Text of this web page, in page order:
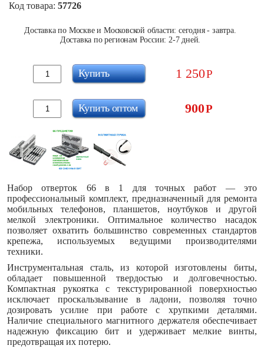
Код товара: 57726
Доставка по Москве и Московской области: сегодня - завтра.
Доставка по регионам России: 2-7 дней.
1 250Р
Купить
900Р
Купить оптом
Набор отверток 66 в 1 для точных работ — это
профессиональный комплект, предназначенный для ремонта
мобильных телефонов, планшетов, ноутбуков и другой
мелкой электроники. Оптимальное количество насадок
позволяет охватить большинство современных стандартов
крепежа, используемых ведущими производителями
техники.
Инструментальная сталь, из которой изготовлены биты,
обладает повышенной твердостью и долговечностью.
Компактная рукоятка с текстурированной поверхностью
исключает проскальзывание в ладони, позволяя точно
дозировать усилие при работе с хрупкими деталями.
Наличие специального магнитного держателя обеспечивает
надежную фиксацию бит и удерживает мелкие винты,
предотвращая их потерю.